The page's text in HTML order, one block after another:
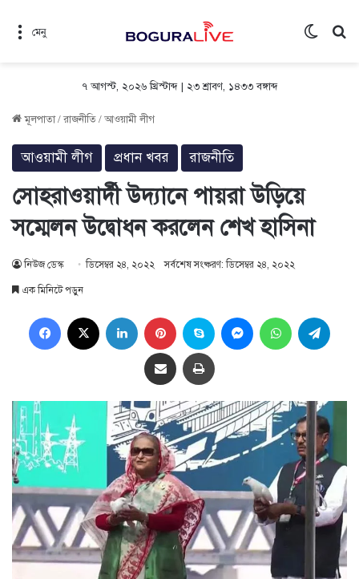
মেনু
৭ আগস্ট, ২০২৬ খ্রিস্টাব্দ| ২৩ শ্রাবণ, ১৪৩৩ বঙ্গাব্দ
মূলপাতা/রাজনীতি/আওয়ামী লীগ
আওয়ামী লীগ প্রধান খবর রাজনীতি
সোহরাওয়ার্দী উদ্যানে পায়রা উড়িয়ে
সম্মেলন উদ্বোধন করলেন শেখ হাসিনা
নিউজ ডেস্ক ডিসেম্বর ২৪, ২০২২ সর্বশেষ সংষ্করণ: ডিসেম্বর ২৪, ২০২২
এক মিনিটে পড়ুন
Facebook LinkedIn Pinterest Skype MessengerWhatsApp
Share via Email প্রিন্ট